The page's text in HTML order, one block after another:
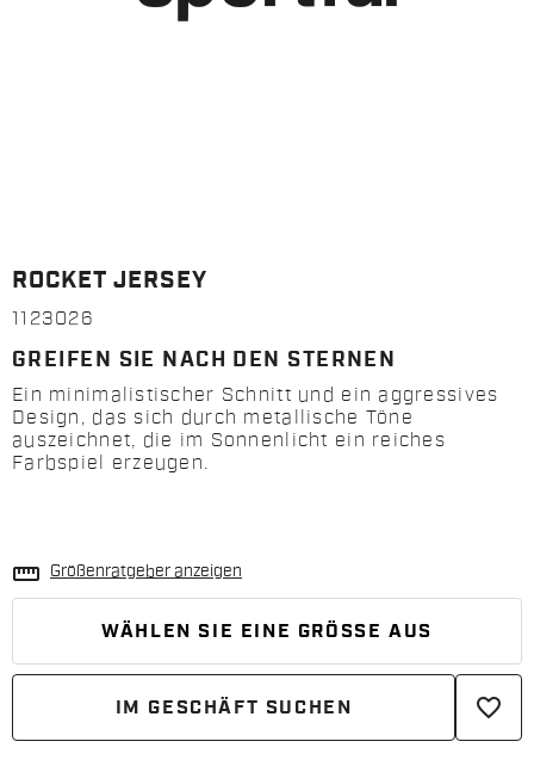
ROCKET JERSEY
1123026
GREIFEN SIE NACH DEN STERNEN
Ein minimalistischer Schnitt und ein aggressives
Design, das sich durch metallische Töne
auszeichnet, die im Sonnenlicht ein reiches
Farbspiel erzeugen.
straighten Größenratgeber anzeigen
WÄHLEN SIE EINE GRÖSSE AUS
IM GESCHÄFT SUCHEN favorite_border